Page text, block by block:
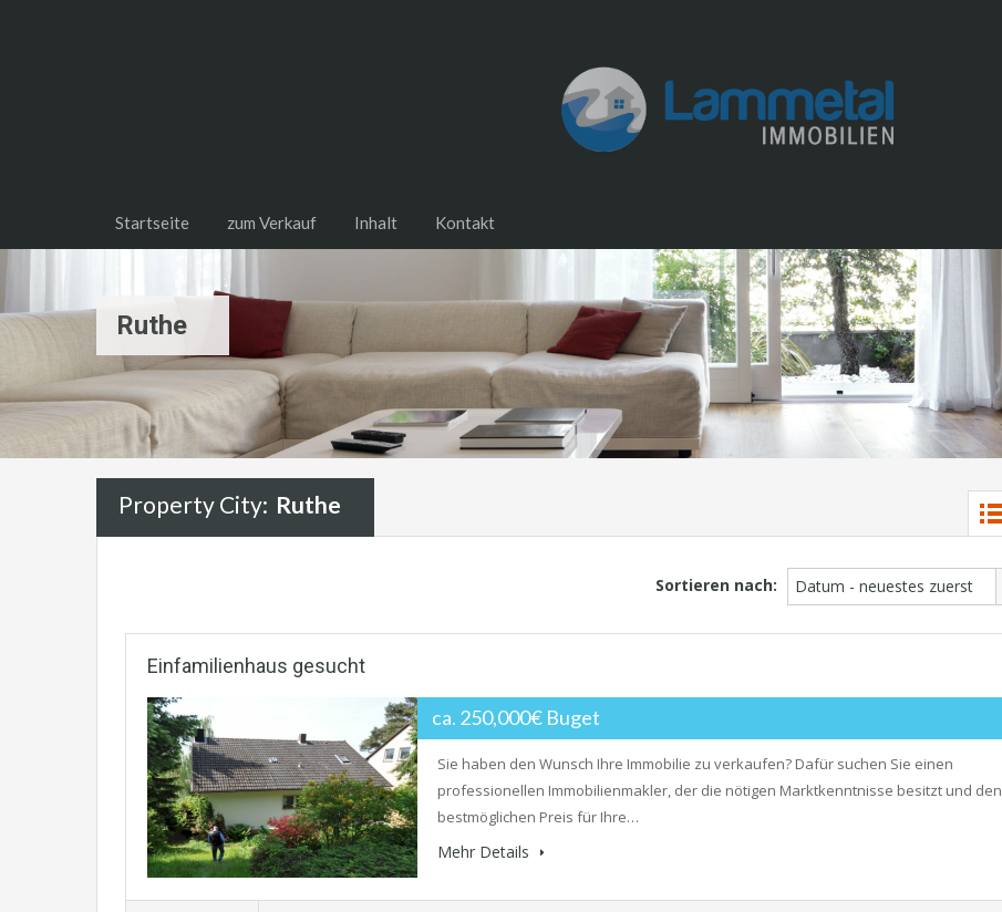
Startseite zum Verkauf Inhalt Kontakt
Ruthe
Property City: Ruthe
Sortieren nach: Datum - neuestes zuerst
Einfamilienhaus gesucht
ca. 250,000€ Buget
Sie haben den Wunsch Ihre Immobilie zu verkaufen? Dafür suchen Sie einen
professionellen Immobilienmakler, der die nötigen Marktkenntnisse besitzt und den
bestmöglichen Preis für Ihre…
Mehr Details